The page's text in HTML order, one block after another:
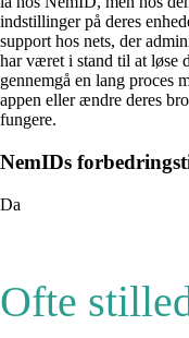
indstillinger på deres
support hos nets, der
har været i stand til at løse
gennemgå en lang proces
appen eller ændre deres
fungere.
NemIDs
Da
Ofte